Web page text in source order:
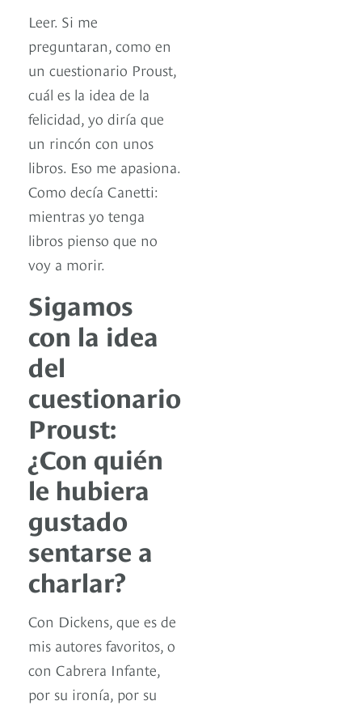
Leer. Si me
preguntaran, como en
un cuestionario Proust,
cuál es la idea de la
felicidad, yo diría que
un rincón con unos
libros. Eso me apasiona.
Como decía Canetti:
mientras yo tenga
libros pienso que no
voy a morir.
Sigamos
con la idea
del
cuestionario
Proust:
¿Con quién
le hubiera
gustado
sentarse a
charlar?
Con Dickens, que es de
mis autores favoritos, o
con Cabrera Infante,
por su ironía, por su